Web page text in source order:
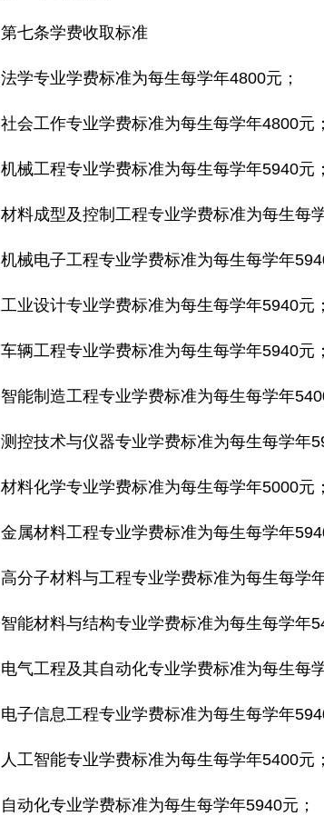
第七条学费收取标准
法学专业学费标准为每生每学年4800元；
社会工作专业学费标准为每生每学年4800元；
机械工程专业学费标准为每生每学年5940元；
材料成型及控制工程专业学费标准为每生每
机械电子工程专业学费标准为每生每学年
工业设计专业学费标准为每生每学年5940元；
车辆工程专业学费标准为每生每学年5940元；
智能制造工程专业学费标准为每生每学年
测控技术与仪器专业学费标准为每生每学年
材料化学专业学费标准为每生每学年5000元；
金属材料工程专业学费标准为每生每学年
高分子材料与工程专业学费标准为每生每学
智能材料与结构专业学费标准为每生每学年
电气工程及其自动化专业学费标准为每生每
电子信息工程专业学费标准为每生每学年
人工智能专业学费标准为每生每学年5400元；
自动化专业学费标准为每生每学年5940元；